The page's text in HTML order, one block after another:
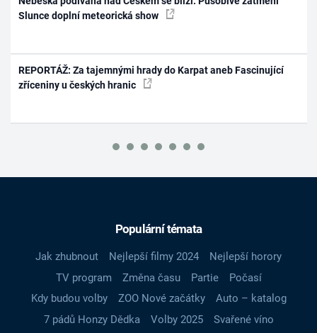
Slunce doplní meteorická show
REPORTÁŽ: Za tajemnými hrady do Karpat aneb Fascinující
zříceniny u českých hranic
Populární témata
Jak zhubnout Nejlepší filmy 2024
Nejlepší horory
TV program
Změna času Partie
Počasí
Kdy budou volby
ZOO Nové začátky
Auto – katalog
7 pádů Honzy Dědka
Volby 2025
Svařené víno